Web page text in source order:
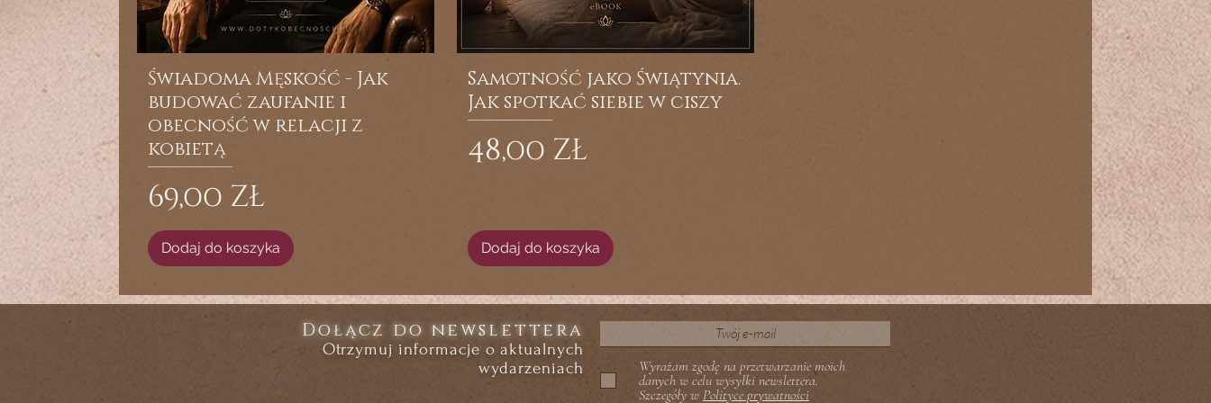
Świadoma Męskość - Jak
budować zaufanie i
obecność w relacji z
kobietą
Cena
69,00 zł
Dodaj do koszyka
Samotność jako Świątynia.
Jak spotkać siebie w ciszy
Cena
48,00 zł
Dodaj do koszyka
Dołącz do newslettera
Otrzymuj informacje o aktualnych
wydarzeniach
Wyrażam zgodę na przetwarzanie moich
danych w celu wysyłki newslettera.
Szczegóły w Polityce prywatności